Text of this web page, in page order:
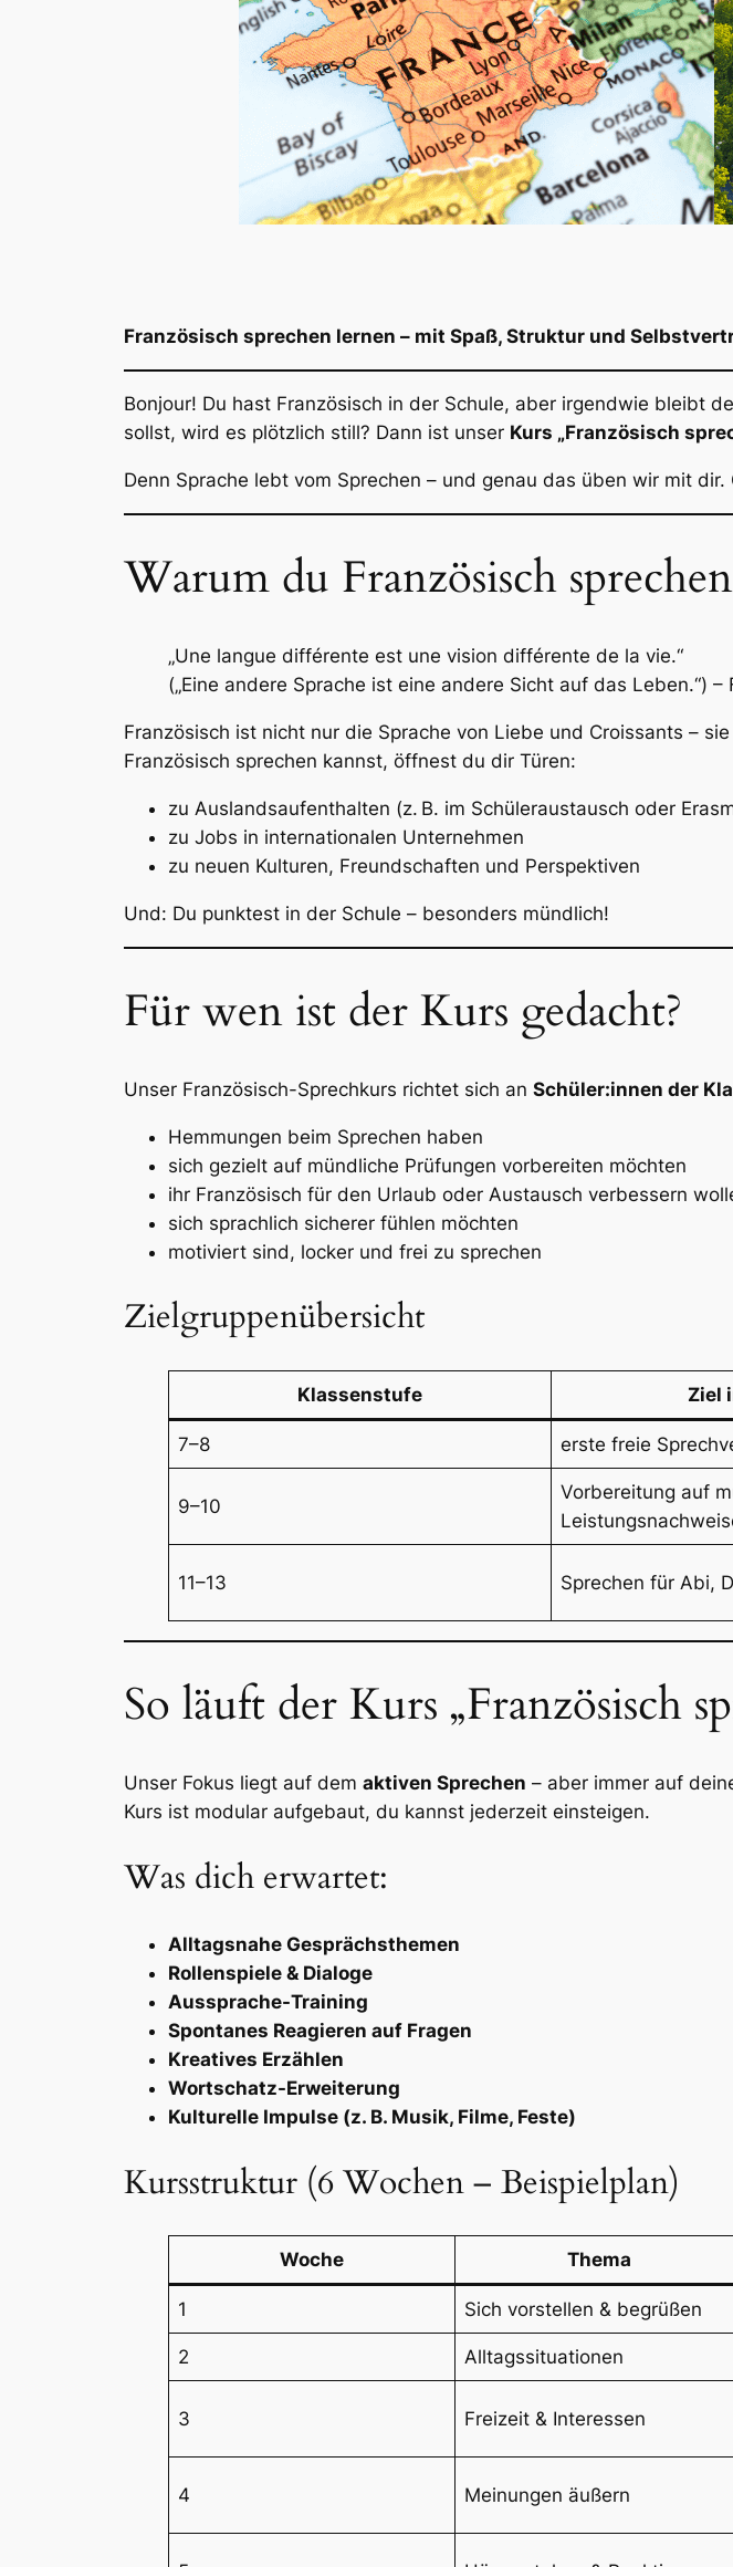
Französisch sprechen lernen – mit Spaß, Struktur und
Bonjour! Du hast Französisch in der Schule, aber irgendwie bleibt
sollst, wird es plötzlich still? Dann ist unser Kurs „Französisch
Denn Sprache lebt vom Sprechen – und genau das üben wir mit
Warum du Französisch
„Une langue différente est une vision différente de la vie.“
(„Eine andere Sprache ist eine andere Sicht auf das Leben.“) –
Französisch ist nicht nur die Sprache von Liebe und Croissants –
Französisch sprechen kannst, öffnest du dir Türen:
zu Auslandsaufenthalten (z. B. im Schüleraustausch oder
zu Jobs in internationalen Unternehmen
zu neuen Kulturen, Freundschaften und Perspektiven
Und: Du punktest in der Schule – besonders mündlich!
Für wen ist der Kurs gedacht?
Unser Französisch-Sprechkurs richtet sich an Schüler:innen der
Hemmungen beim Sprechen haben
sich gezielt auf mündliche Prüfungen vorbereiten möchten
ihr Französisch für den Urlaub oder Austausch verbessern
sich sprachlich sicherer fühlen möchten
motiviert sind, locker und frei zu sprechen
Zielgruppenübersicht
Klassenstufe Ziel
7–8 erste freie
9–10
Vorbereitung auf
11–13 Sprechen für Abi,
So läuft der Kurs „Französisch
Unser Fokus liegt auf dem aktiven Sprechen – aber immer auf
Kurs ist modular aufgebaut, du kannst jederzeit einsteigen.
Was dich erwartet:
Alltagsnahe Gesprächsthemen
Rollenspiele & Dialoge
Aussprache-Training
Spontanes Reagieren auf Fragen
Kreatives Erzählen
Wortschatz-Erweiterung
Kulturelle Impulse (z. B. Musik, Filme, Feste)
Kursstruktur (6 Wochen – Beispielplan)
Woche Thema
1 Sich vorstellen & begrüßen
2 Alltagssituationen
3 Freizeit & Interessen
4 Meinungen äußern